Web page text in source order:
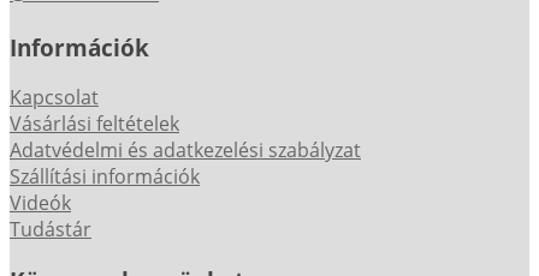
Információk
Kapcsolat
Vásárlási feltételek
Adatvédelmi és adatkezelési szabályzat
Szállítási információk
Videók
Tudástár